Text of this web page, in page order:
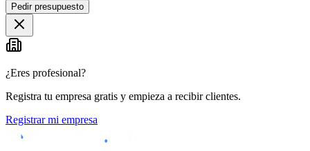
Pedir presupuesto
¿Eres profesional?
Registra tu empresa gratis y empieza a recibir clientes.
Registrar mi empresa